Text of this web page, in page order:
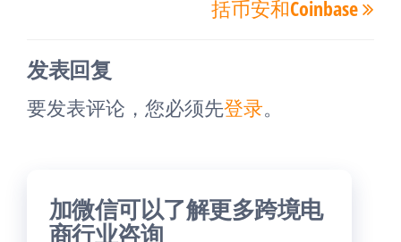
章
括币安和Coinbase
发表回复
要发表评论，您必须先登录。
加微信可以了解更多跨境电
商行业咨询